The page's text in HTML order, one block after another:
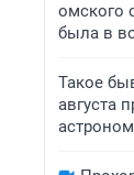
омского
была в
Такое
августа